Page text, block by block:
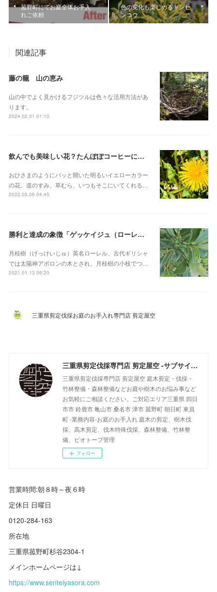
菰野町にてお庭全体お手入
れご依頼
色の変化も楽しめるキンセ
ンコウ
関連記事
藤の籠 山の恵み
山の中でよく見かけるフジツルは色々な活用方法があ
ります。
2024.02.01 01:10
飲んでも美味しい花？たんぽぽコーヒーにも。「タンポポ」
おひさまのようにパッと開いた明るいイエローカラー
の花。道のすみ、草むら、いつもそこにいてくれる…
2022.05.06 04:45
勝利と達成の象徴「ゲッケイジュ（ローレル）」
月桂樹（げっけいじゅ）英名ローレル、古代ギリシャ
では太陽神アポロンの木とされ、月桂樹の小枝でつ…
2021.01.13 06:20
三重県剪定伐採お庭のお手入れ専門店 剪定屋空
三重県剪定伐採専門店 剪定屋空 -サブサイト-
三重県剪定伐採専門店 剪定屋空 庭木剪定・伐採・
竹林整備・森林整備などお庭や樹木のお悩み事など
お気軽にご相談ください。ご対応エリア三重県 四日
市市 鈴鹿市 亀山市 桑名市 津市 菰野町 朝日町 東員
町 -業務内容-お庭のお手入れ 庭木の剪定、樹木伐
採、高木剪定、伐木特殊伐採、森林整備、竹林整
備、ビオトープ管理
フォロー
営業時間:朝８時～夜６時
定休日 日曜日
0120-284-163
所在地
三重県菰野町杉谷2304-1
メインホームページは↓
https://www.senteiyasora.com